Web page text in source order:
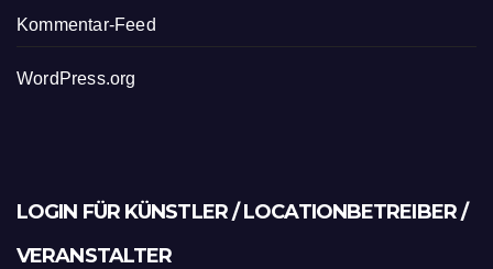
Kommentar-Feed
WordPress.org
LOGIN FÜR KÜNSTLER / LOCATIONBETREIBER /
VERANSTALTER